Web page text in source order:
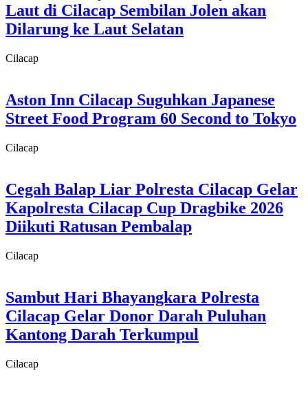
Laut di Cilacap Sembilan Jolen akan
Dilarung ke Laut Selatan
Cilacap
Aston Inn Cilacap Suguhkan Japanese
Street Food Program 60 Second to Tokyo
Cilacap
Cegah Balap Liar Polresta Cilacap Gelar
Kapolresta Cilacap Cup Dragbike 2026
Diikuti Ratusan Pembalap
Cilacap
Sambut Hari Bhayangkara Polresta
Cilacap Gelar Donor Darah Puluhan
Kantong Darah Terkumpul
Cilacap